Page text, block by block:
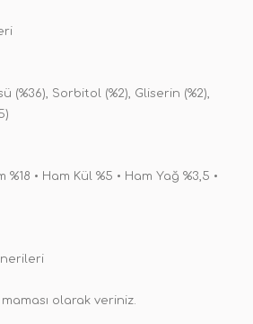
(%36), Sorbitol (%2), Gliserin (%2),
• Ham Kül %5 • Ham Yağ %3,5 •
maması olarak veriniz.